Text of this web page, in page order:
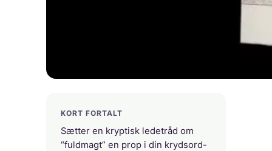
KORT FORTALT
Sætter en kryptisk ledetråd om
“fuldmagt” en prop i din krydsord-